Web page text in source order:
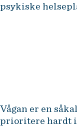
psykiske
Vågan er en
prioritere hardt